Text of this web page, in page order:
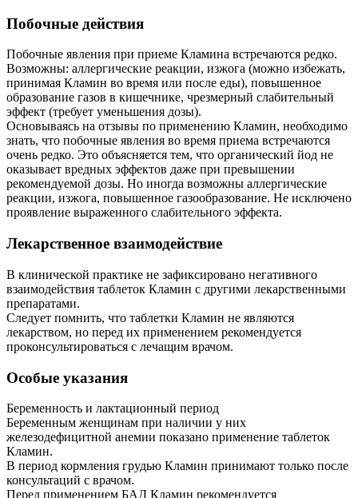
Побочные действия
Побочные явления при приеме Кламина встречаются редко.
Возможны: аллергические реакции, изжога (можно избежать,
принимая Кламин во время или после еды), повышенное
образование газов в кишечнике, чрезмерный слабительный
эффект (требует уменьшения дозы).
Основываясь на отзывы по применению Кламин, необходимо
знать, что побочные явления во время приема встречаются
очень редко. Это объясняется тем, что органический йод не
оказывает вредных эффектов даже при превышении
рекомендуемой дозы. Но иногда возможны аллергические
реакции, изжога, повышенное газообразование. Не исключено
проявление выраженного слабительного эффекта.
Лекарственное взаимодействие
В клинической практике не зафиксировано негативного
взаимодействия таблеток Кламин с другими лекарственными
препаратами.
Следует помнить, что таблетки Кламин не являются
лекарством, но перед их применением рекомендуется
проконсультироваться с лечащим врачом.
Особые указания
Беременность и лактационный период
Беременным женщинам при наличии у них
железодефицитной анемии показано применение таблеток
Кламин.
В период кормления грудью Кламин принимают только после
консультаций с врачом.
Перед применением БАД Кламин рекомендуется